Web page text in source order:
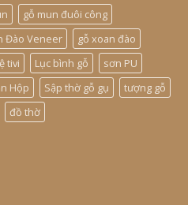
gỗ mun đuôi công
Đào Veneer
gỗ xoan đào
tivi Lục bình gỗ
sơn PU
Hộp Sập thờ gỗ gụ
tượng gỗ
đồ thờ